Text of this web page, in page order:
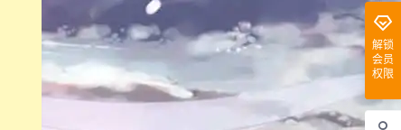
解锁
会员
权限